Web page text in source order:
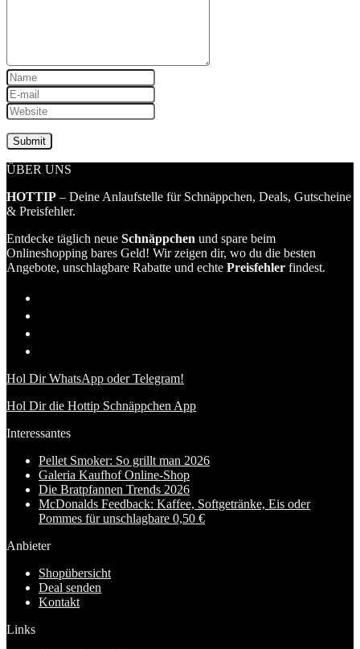
ÜBER UNS
HOTTIP – Deine Anlaufstelle für Schnäppchen, Deals, Gutscheine
& Preisfehler.
Entdecke täglich neue Schnäppchen und spare beim
Onlineshopping bares Geld! Wir zeigen dir, wo du die besten
Angebote, unschlagbare Rabatte und echte Preisfehler findest.
Hol Dir WhatsApp oder Telegram!
Hol Dir die Hottip Schnäppchen App
Interessantes
Pellet Smoker: So grillt man 2026
Galeria Kaufhof Online-Shop
Die Bratpfannen Trends 2026
McDonalds Feedback: Kaffee, Softgetränke, Eis oder
Pommes für unschlagbare 0,50 €
Anbieter
Shopübersicht
Deal senden
Kontakt
Links